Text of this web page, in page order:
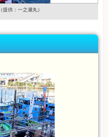
（提供：一之瀬丸）